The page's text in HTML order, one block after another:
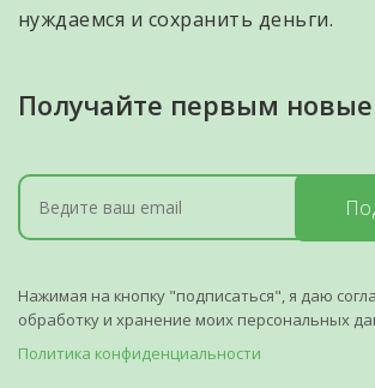
нуждаемся и сохранить деньги.
Получайте первым
Нажимая на кнопку "подписаться", я даю
обработку и хранение моих персональных
Политика конфиденциальности